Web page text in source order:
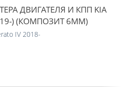
ДВИГАТЕЛЯ И КПП KIA
) (КОМПОЗИТ 6ММ)
IV 2018-